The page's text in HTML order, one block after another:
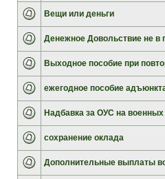
Вещи или деньги
Денежное Довольствие не
Выходное пособие при
ежегодное пособие
Надбавка за ОУС на
сохранение оклада
Дополнительные выплаты